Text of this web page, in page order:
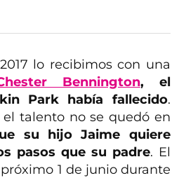
lo recibimos con una
Bennington, el
Park había fallecido.
talento no se quedó en
su hijo Jaime quiere
pasos que su padre. El
1 de junio durante